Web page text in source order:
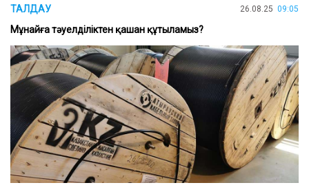
ТАЛДАУ 26.08.25 09:05
Мұнайға тәуелділіктен қашан құтыламыз?